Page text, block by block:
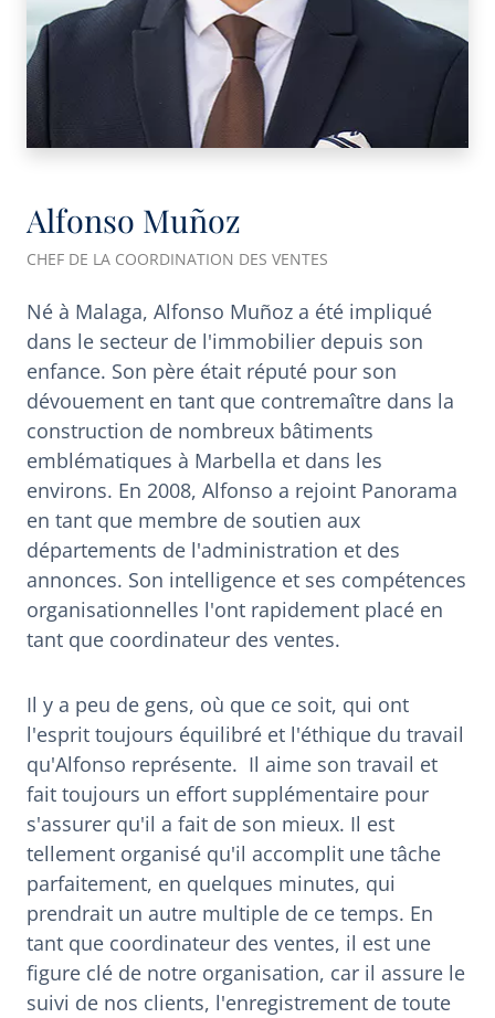
Alfonso Muñoz
CHEF DE LA COORDINATION DES VENTES
Né à Malaga, Alfonso Muñoz a été impliqué
dans le secteur de l'immobilier depuis son
enfance. Son père était réputé pour son
dévouement en tant que contremaître dans la
construction de nombreux bâtiments
emblématiques à Marbella et dans les
environs. En 2008, Alfonso a rejoint Panorama
en tant que membre de soutien aux
départements de l'administration et des
annonces. Son intelligence et ses compétences
organisationnelles l'ont rapidement placé en
tant que coordinateur des ventes.
Il y a peu de gens, où que ce soit, qui ont
l'esprit toujours équilibré et l'éthique du travail
qu'Alfonso représente. Il aime son travail et
fait toujours un effort supplémentaire pour
s'assurer qu'il a fait de son mieux. Il est
tellement organisé qu'il accomplit une tâche
parfaitement, en quelques minutes, qui
prendrait un autre multiple de ce temps. En
tant que coordinateur des ventes, il est une
figure clé de notre organisation, car il assure le
suivi de nos clients, l'enregistrement de toute